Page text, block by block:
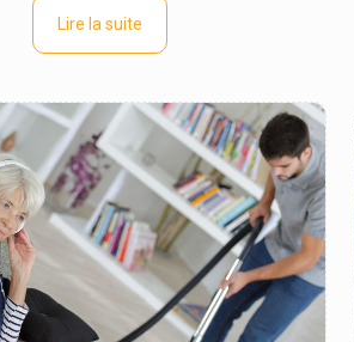
Lire la suite